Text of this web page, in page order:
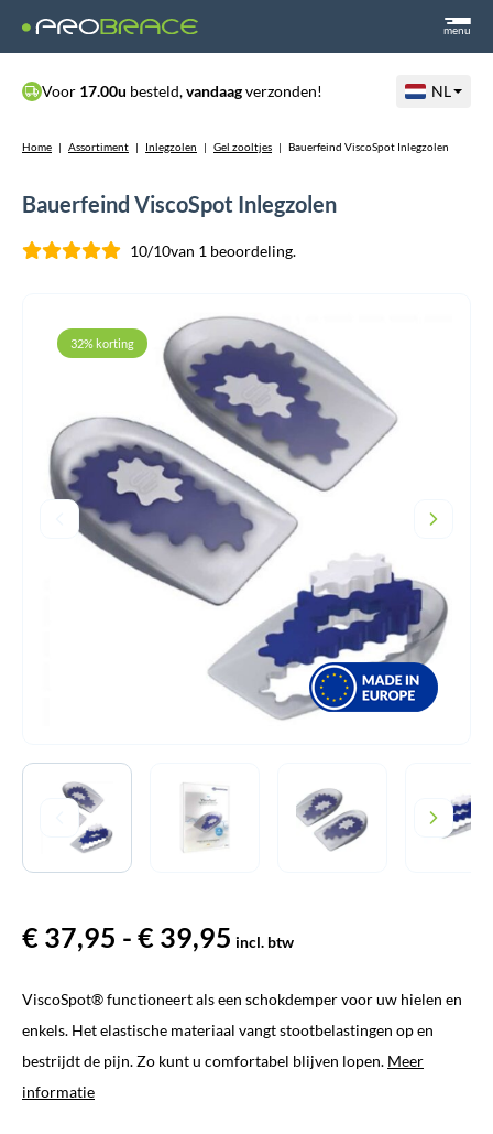
menu
Voor 17.00u besteld,vandaagverzonden! NL
Home | Assortiment | Inlegzolen | Gel zooltjes | Bauerfeind ViscoSpot Inlegzolen
Bauerfeind ViscoSpot Inlegzolen
10/10van 1 beoordeling.
32% korting
€ 37,95 - € 39,95 Prijsklasse:
tot
€ 39,95
incl. btw
ViscoSpot® functioneert als een schokdemper voor uw hielen en
enkels. Het elastische materiaal vangt stootbelastingen op en
bestrijdt de pijn. Zo kunt u comfortabel blijven lopen. Meer
informatie